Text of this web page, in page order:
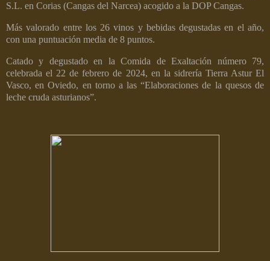
S.L. en Corias (Cangas del Narcea) acogido a la DOP Cangas.
Más valorado entre los 26 vinos y bebidas degustadas en el año,
con una puntuación media de 8 puntos.
Catado y degustado en la Comida de Exaltación número 79,
celebrada el 22 de febrero de 2024, en la sidrería Tierra Astur El
Vasco, en Oviedo, en torno a las “Elaboraciones de la quesos de
leche cruda asturianos”.